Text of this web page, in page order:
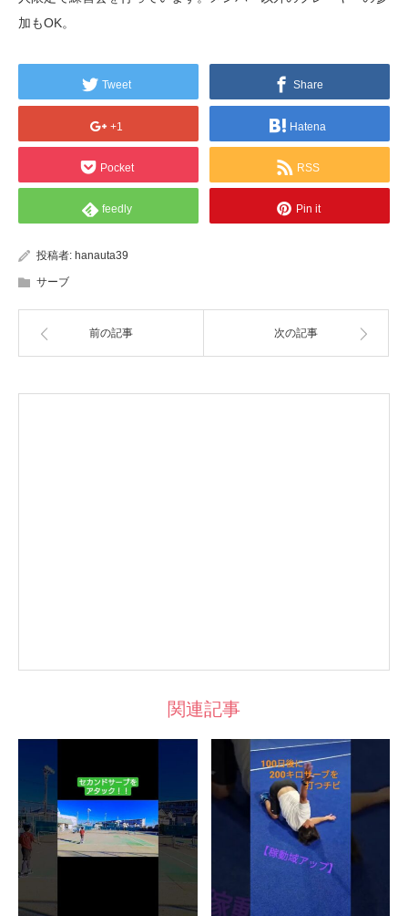
加もOK。
Tweet Share
+1 Hatena
Pocket RSS
feedly Pin it
投稿者: hanauta39
サーブ
前の記事 次の記事
関連記事